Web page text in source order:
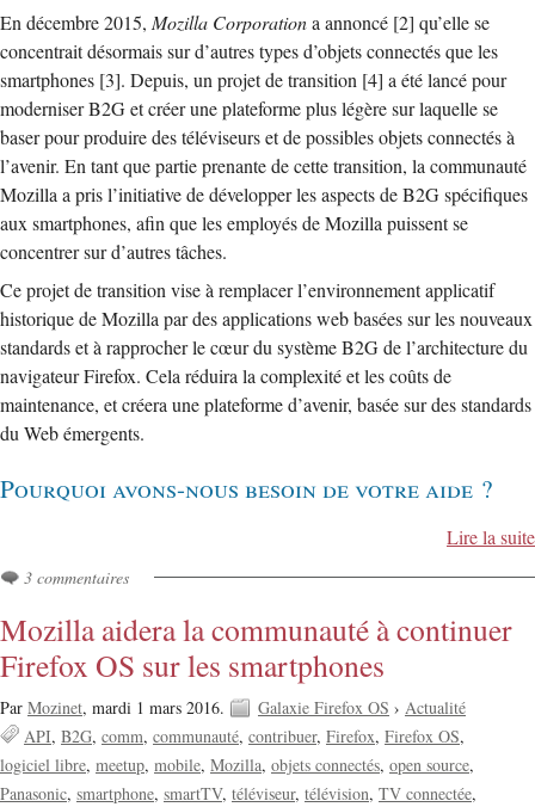
En décembre 2015, Mozilla Corporationa annoncé [2] qu’elle se
concentrait désormais sur d’autres types d’objets connectés que les
smartphones [3]. Depuis, un projet de transition [4] a été lancé pour
moderniser B2G et créer une plateforme plus légère sur laquelle se
baser pour produire des téléviseurs et de possibles objets connectés à
l’avenir. En tant que partie prenante de cette transition, la communauté
Mozilla a pris l’initiative de développer les aspects de B2G spécifiques
aux smartphones, afin que les employés de Mozilla puissent se
concentrer sur d’autres tâches.
Ce projet de transition vise à remplacer l’environnement applicatif
historique de Mozilla par des applications web basées sur les nouveaux
standards et à rapprocher le cœur du système B2G de l’architecture du
navigateur Firefox. Cela réduira la complexité et les coûts de
maintenance, et créera une plateforme d’avenir, basée sur des standards
du Web émergents.
Pourquoi avons-nous besoin de votre aide ?
Lire la suite
3 commentaires
Mozilla aidera la communauté à continuer
Firefox OS sur les smartphones
Par Mozinet, mardi 1 mars 2016. Galaxie Firefox OS › Actualité
API B2G comm communauté contribuer Firefox Firefox OS
logiciel libre meetup mobile Mozilla objets connectés open source
Panasonic smartphone smartTV téléviseur télévision TV connectée